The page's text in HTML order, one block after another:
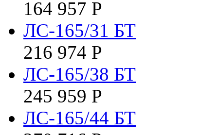
164 957 Р
ЛС-165/31 БТ
216 974 Р
ЛС-165/38 БТ
245 959 Р
ЛС-165/44 БТ